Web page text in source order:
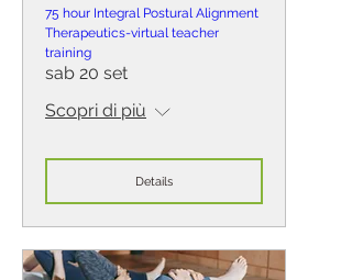
75 hour Integral Postural Alignment
Therapeutics-virtual teacher
training
sab 20 set
Scopri di più
Details